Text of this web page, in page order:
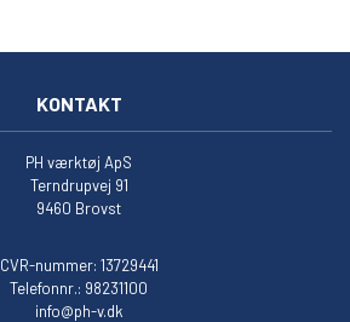
KONTAKT
PH værktøj ApS
Terndrupvej 91
9460 Brovst
CVR-nummer: 13729441
Telefonnr.: 98231100
info@ph-v.dk